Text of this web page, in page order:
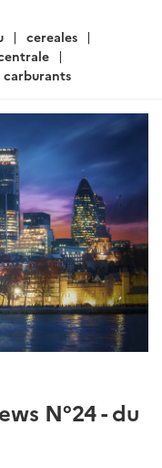
cereales
carburants
N°24 - du